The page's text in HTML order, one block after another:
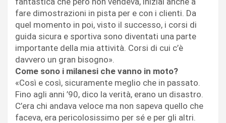
fare dimostrazioni in pista per e con i clienti. Da
quel momento in poi, visto il successo, i corsi di
guida sicura e sportiva sono diventati una parte
importante della mia attività. Corsi di cui c’è
davvero un gran bisogno».
Come sono i milanesi che vanno in moto?
«Così e così, sicuramente meglio che in passato.
Fino agli anni ’90, dico la verità, erano un disastro.
C’era chi andava veloce ma non sapeva quello che
faceva, era pericolosissimo per sé e per gli altri.